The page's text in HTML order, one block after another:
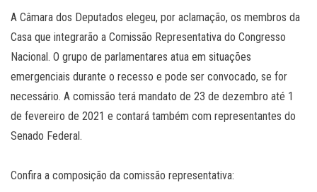
A Câmara dos Deputados elegeu, por aclamação, os membros da
Casa que integrarão a Comissão Representativa do Congresso
Nacional. O grupo de parlamentares atua em situações
emergenciais durante o recesso e pode ser convocado, se for
necessário. A comissão terá mandato de 23 de dezembro até 1
de fevereiro de 2021 e contará também com representantes do
Senado Federal.
Confira a composição da comissão representativa: